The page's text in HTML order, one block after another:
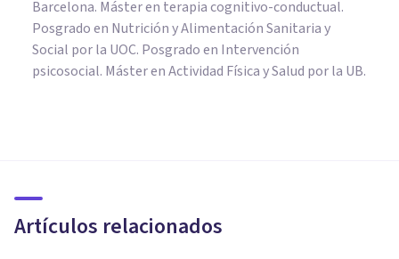
Barcelona. Máster en terapia cognitivo-conductual.
Posgrado en Nutrición y Alimentación Sanitaria y
Social por la UOC. Posgrado en Intervención
psicosocial. Máster en Actividad Física y Salud por la UB.
Artículos relacionados
inteligencia humana